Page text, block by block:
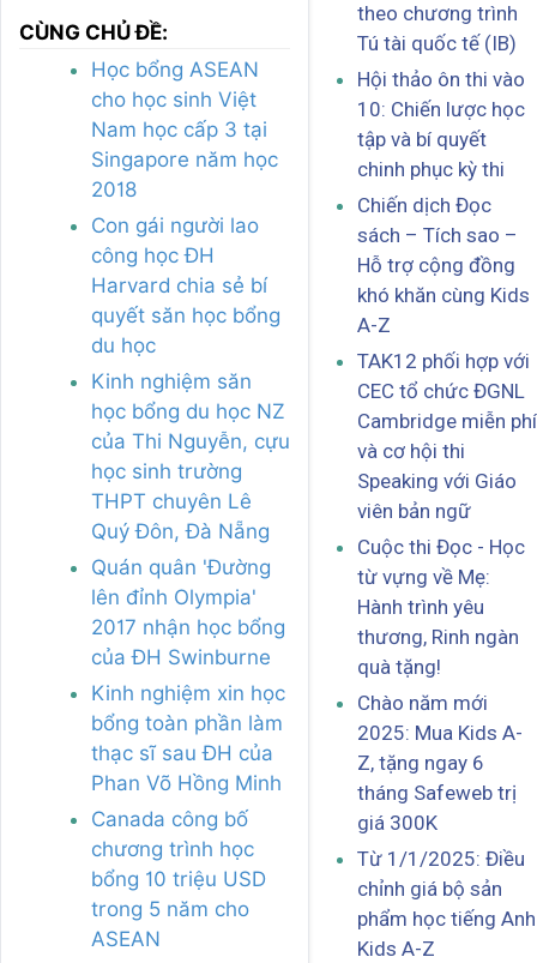
CÙNG CHỦ ĐỀ:
Học bổng ASEAN
cho học sinh Việt
Nam học cấp 3 tại
Singapore năm học
2018
Con gái người lao
công học ĐH
Harvard chia sẻ bí
quyết săn học bổng
du học
Kinh nghiệm săn
học bổng du học NZ
của Thi Nguyễn, cựu
học sinh trường
THPT chuyên Lê
Quý Đôn, Đà Nẵng
Quán quân 'Đường
lên đỉnh Olympia'
2017 nhận học bổng
của ĐH Swinburne
Kinh nghiệm xin học
bổng toàn phần làm
thạc sĩ sau ĐH của
Phan Võ Hồng Minh
Canada công bố
chương trình học
bổng 10 triệu USD
trong 5 năm cho
ASEAN
theo chương trình
Tú tài quốc tế (IB)
Hội thảo ôn thi vào
10: Chiến lược học
tập và bí quyết
chinh phục kỳ thi
Chiến dịch Đọc
sách – Tích sao –
Hỗ trợ cộng đồng
khó khăn cùng Kids
A-Z
TAK12 phối hợp với
CEC tổ chức ĐGNL
Cambridge miễn phí
và cơ hội thi
Speaking với Giáo
viên bản ngữ
Cuộc thi Đọc - Học
từ vựng về Mẹ:
Hành trình yêu
thương, Rinh ngàn
quà tặng!
Chào năm mới
2025: Mua Kids A-
Z, tặng ngay 6
tháng Safeweb trị
giá 300K
Từ 1/1/2025: Điều
chỉnh giá bộ sản
phẩm học tiếng Anh
Kids A-Z